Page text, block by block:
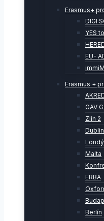
Erasmus+
DIGI
YES
EU-
Erasmus +
GAV
Zlín 2
Dublin
Malta
ERBA
Berlín